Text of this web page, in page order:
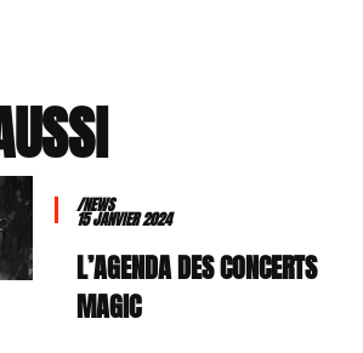
/NEWS
15 JANVIER 2024
L’AGENDA DES CONCERTS
MAGIC